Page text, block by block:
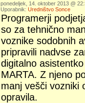
ponedeljek, 14. oktober 2013 @
Uporabnik: Uredništvo Sonce
Programerji
so za tehnično
voznike sodobnih
pripravili nadvse
digitalno
MARTA. Z njeno
manj vešči vozniki
opravila.